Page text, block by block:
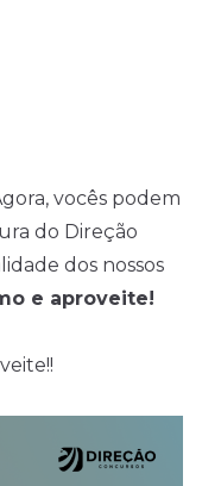
vocês podem
do Direção
dos nossos
e aproveite!